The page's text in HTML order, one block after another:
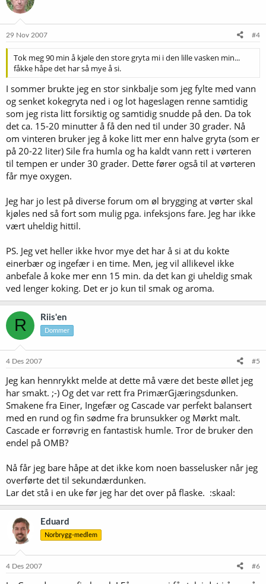
29 Nov 2007 #4
Tok meg 90 min å kjøle den store gryta mi i den lille vasken min...
fåkke håpe det har så mye å si.
I sommer brukte jeg en stor sinkbalje som jeg fylte med vann
og senket kokegryta ned i og lot hageslagen renne samtidig
som jeg rista litt forsiktig og samtidig snudde på den. Da tok
det ca. 15-20 minutter å få den ned til under 30 grader. Nå
om vinteren bruker jeg å koke litt mer enn halve gryta (som er
på 20-22 liter) Sile fra humla og ha kaldt vann rett i vørteren
til tempen er under 30 grader. Dette fører også til at vørteren
får mye oxygen.
Jeg har jo lest på diverse forum om øl brygging at vørter skal
kjøles ned så fort som mulig pga. infeksjons fare. Jeg har ikke
vært uheldig hittil.
PS. Jeg vet heller ikke hvor mye det har å si at du kokte
einerbær og ingefær i en time. Men, jeg vil allikevel ikke
anbefale å koke mer enn 15 min. da det kan gi uheldig smak
ved lenger koking. Det er jo kun til smak og aroma.
R Riis'en
Dommer
4 Des 2007 #5
Jeg kan hennrykkt melde at dette må være det beste øllet jeg
har smakt. ;-) Og det var rett fra PrimærGjæringsdunken.
Smakene fra Einer, Ingefær og Cascade var perfekt balansert
med en rund og fin sødme fra brunsukker og Mørkt malt.
Cascade er forrøvrig en fantastisk humle. Tror de bruker den
endel på OMB?
Nå får jeg bare håpe at det ikke kom noen basselusker når jeg
overførte det til sekundærdunken.
Lar det stå i en uke før jeg har det over på flaske. :skaal:
Eduard
Norbrygg-medlem
4 Des 2007 #6